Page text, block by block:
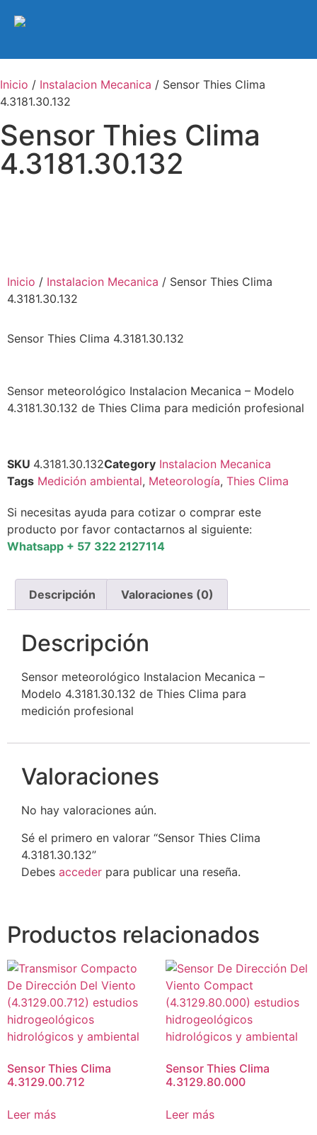
Inicio / Instalacion Mecanica / Sensor Thies Clima
4.3181.30.132
Sensor Thies Clima
4.3181.30.132
Inicio / Instalacion Mecanica / Sensor Thies Clima
4.3181.30.132
Sensor Thies Clima 4.3181.30.132
Sensor meteorológico Instalacion Mecanica – Modelo
4.3181.30.132 de Thies Clima para medición profesional
SKU 4.3181.30.132Category Instalacion Mecanica
Tags Medición ambiental, Meteorología, Thies Clima
Si necesitas ayuda para cotizar o comprar este
producto por favor contactarnos al siguiente:
Whatsapp + 57 322 2127114
Descripción Valoraciones (0)
Descripción
Sensor meteorológico Instalacion Mecanica –
Modelo 4.3181.30.132 de Thies Clima para
medición profesional
Valoraciones
No hay valoraciones aún.
Sé el primero en valorar “Sensor Thies Clima
4.3181.30.132”
Debes acceder para publicar una reseña.
Productos relacionados
Sensor Thies Clima
4.3129.00.712
Leer más
Sensor Thies Clima
4.3129.80.000
Leer más